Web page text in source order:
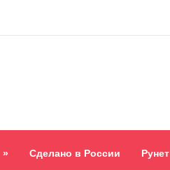
» Сделано в России Рунет